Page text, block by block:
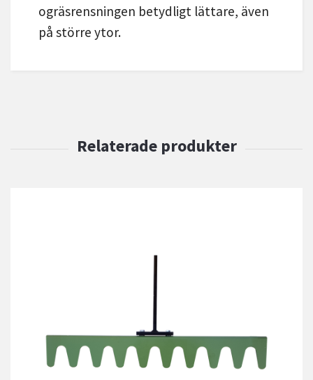
ogräsrensningen betydligt lättare, även
på större ytor.